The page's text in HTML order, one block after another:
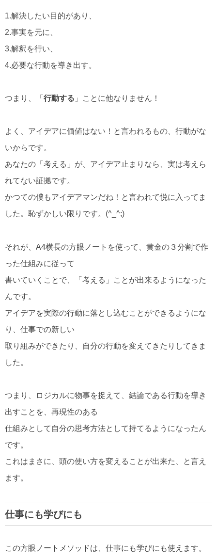
1.解決したい目的があり、
2.事実を元に、
3.解釈を行い、
4.必要な行動を導き出す。
つまり、「 行動する 」ことに他なりません！
よく、アイデアに価値はない！と言われるもの、行動がな
いからです。
あなたの「考える」が、アイデア止まりなら、実は考えら
れてない証拠です。
かつての僕もアイデアマンだね！と言われて悦に入ってま
した。恥ずかしい限りです。(^_^;)
それが、A4横長の方眼ノートを使って、黄金の３分割で作
った仕組みに従って
書いていくことで、「考える」ことが出来るようになった
んです。
アイデアを実際の行動に落とし込むことができるようにな
り、仕事での新しい
取り組みができたり、自分の行動を変えてきたりしてきま
した。
つまり、ロジカルに物事を捉えて、結論である行動を導き
出すことを、再現性のある
仕組みとして自分の思考方法として持てるようになったん
です。
これはまさに、頭の使い方を変えることが出来た、と言え
ます。
仕事にも学びにも
この方眼ノートメソッドは、仕事にも学びにも使えます。